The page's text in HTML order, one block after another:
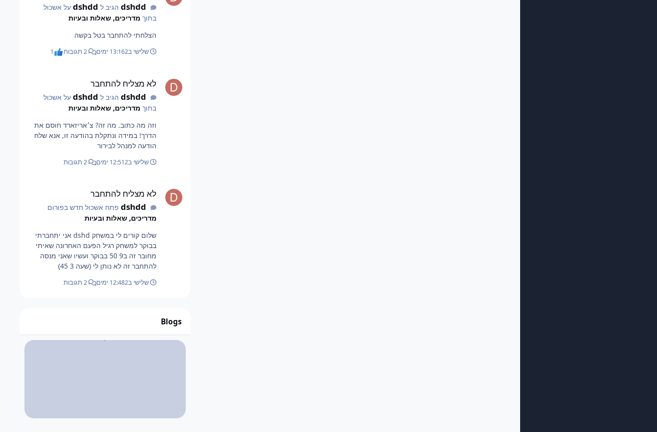
dshddהגיב ל dshddעל אשכול
בתוך מדריכים, שאלות ובעיות
הצלחתי להתחבר בטל בקשה
שלישי ב13:162 ימים 2 תגובות 1
לא מצליח להתחבר
dshddהגיב ל dshddעל אשכול
בתוך מדריכים, שאלות ובעיות
וזה מה כתוב. מה זה? צ׳אריזארד חוסם את
הדרך! במידה ונתקלת בהודעה זו, אנא שלח
הודעה למנהל לבירור
שלישי ב12:512 ימים 2 תגובות
לא מצליח להתחבר
dshddפתח אשכול חדש בפורום
מדריכים, שאלות ובעיות
שלום קורים לי במשחק dshd אני יתחברתי
בבוקר למשחק רגיל הפעם האחרונה שאיתי
מחובר זה ב9 50 בבוקר ועשיו שאני מנסה
להתחבר זה לא נותן לי (שעה 3 45)
שלישי ב12:482 ימים 2 תגובות
Blogs